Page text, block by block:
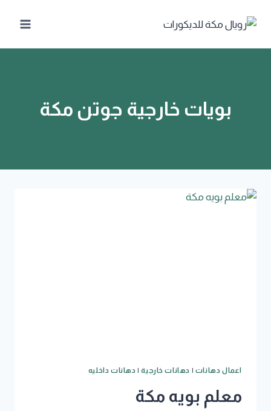
بويات خارجية جوتن مكة
اعمال دهانات | دهانات خارجية| دهانات داخليه
معلم بويه مكة